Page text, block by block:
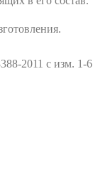
2011 с изм. 1-6